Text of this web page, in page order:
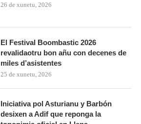
26 de xunetu, 2026
El Festival Boombastic 2026
revalidaotru bon añu con decenes de
miles d’asistentes
25 de xunetu, 2026
Iniciativa pol Asturianu y Barbón
desixen a Adif que reponga la